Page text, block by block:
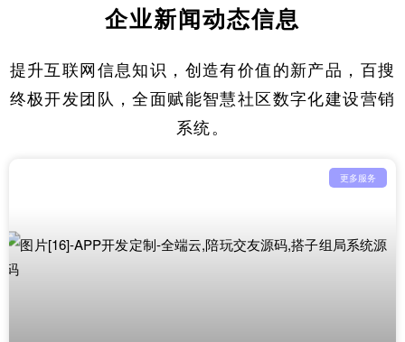
企业新闻动态信息
提升互联网信息知识，创造有价值的新产品，百搜
终极开发团队，全面赋能智慧社区数字化建设营销
系统。
更多服务